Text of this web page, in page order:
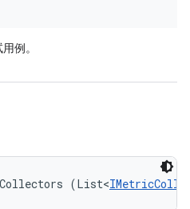
例。
(List<